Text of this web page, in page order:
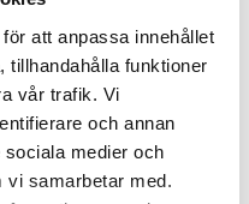
att anpassa innehållet
tillhandahålla funktioner
vår trafik. Vi
och annan
medier och
samarbetar med.
alltid justera ditt val
sidan.
moms)